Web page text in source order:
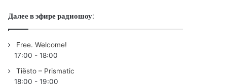
Далее в эфире радиошоу:
Free. Welcome!
17:00 -18:00
Tiësto – Prismatic
18:00 -19:00